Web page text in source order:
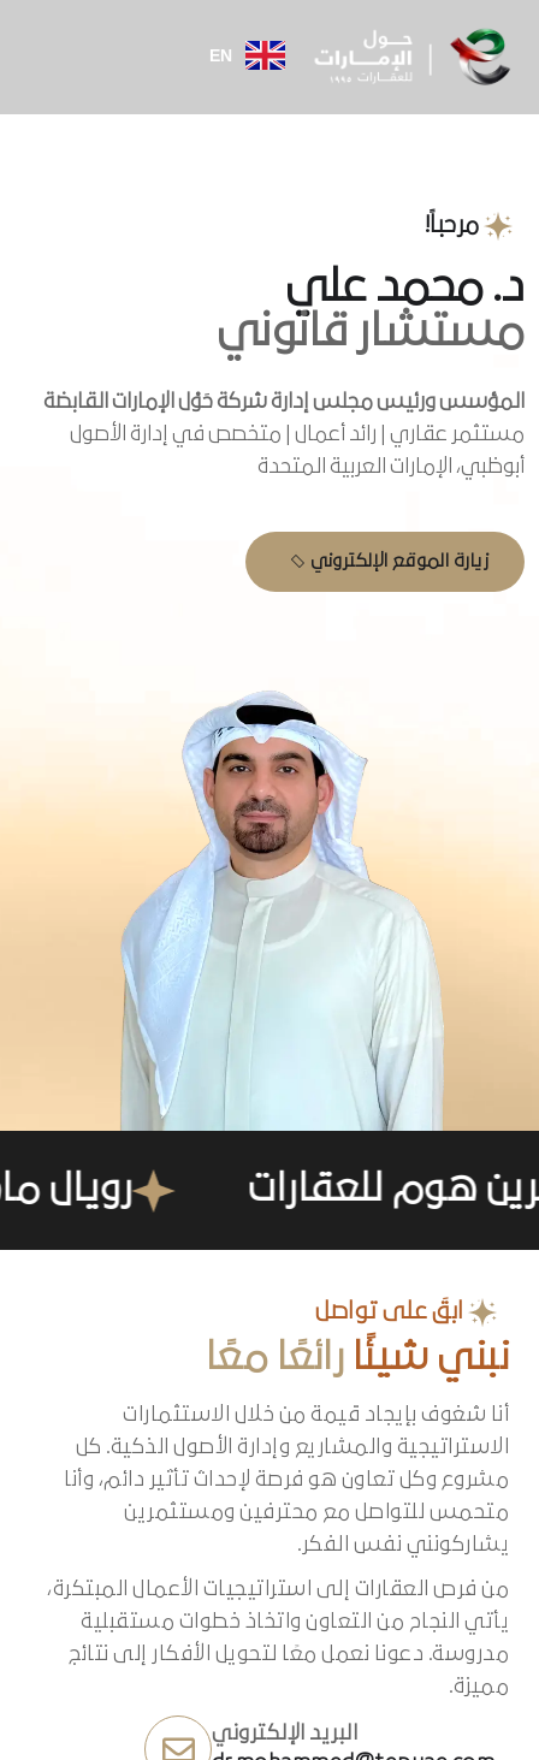
EN
مرحباً!
د. محمد علي
المؤسس ورئيس مجلس إدارة شركة حَوْل الإمارات القابضة
مستثمر عقاري | رائد أعمال | متخصص في إدارة الأصول
أبوظبي، الإمارات العربية المتحدة
للعقارات رويال
نبني شيئًارائعًا معًا
أنا شغوف بإيجاد قيمة من خلال الاستثمارات
الاستراتيجية والمشاريع وإدارة الأصول الذكية. كل
مشروع وكل تعاون هو فرصة لإحداث تأثير دائم، وأنا
متحمس للتواصل مع محترفين ومستثمرين
يشاركونني نفس الفكر.
من فرص العقارات إلى استراتيجيات الأعمال المبتكرة،
يأتي النجاح من التعاون واتخاذ خطوات مستقبلية
مدروسة. دعونا نعمل معًا لتحويل الأفكار إلى نتائج
مميزة.
dr.mohammed@tepuae.com